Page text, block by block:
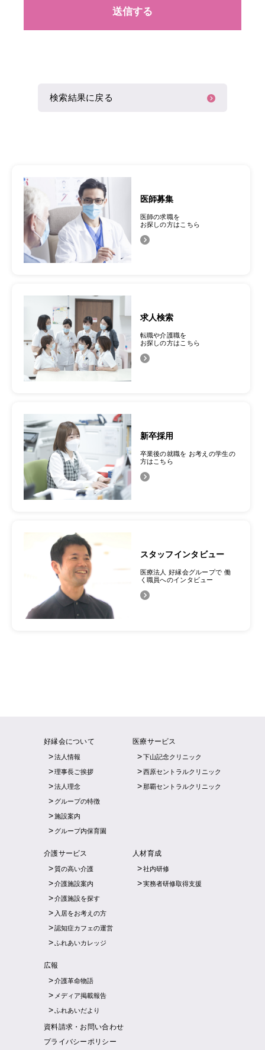
検索結果に戻る
医師募集
医師の求職を
お探しの方はこちら
求人検索
転職や介護職を
お探しの方はこちら
新卒採用
卒業後の就職を お考えの学生の
方はこちら
スタッフインタビュー
医療法人 好縁会グループで 働
く職員へのインタビュー
好縁会について
法人情報
理事長ご挨拶
法人理念
グループの特徴
施設案内
グループ内保育園
医療サービス
下山記念クリニック
西原セントラルクリニック
那覇セントラルクリニック
介護サービス
質の高い介護
介護施設案内
介護施設を探す
入居をお考えの方
認知症カフェの運営
ふれあいカレッジ
人材育成
社内研修
実務者研修取得支援
広報
介護革命物語
メディア掲載報告
ふれあいだより
資料請求・お問い合わせ
プライバシーポリシー